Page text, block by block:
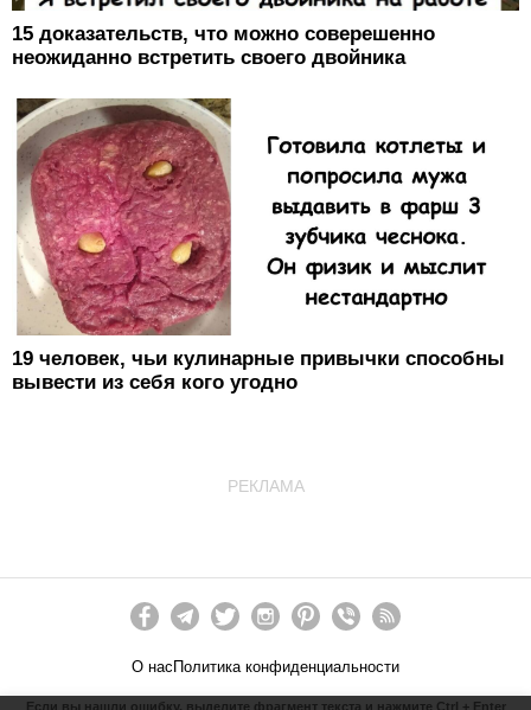
15 доказательств, что можно соверешенно
неожиданно встретить своего двойника
19 человек, чьи кулинарные привычки способны
вывести из себя кого угодно
РЕКЛАМА
О нас Политика конфиденциальности
Если вы нашли ошибку, выделите фрагмент текста и нажмите Ctrl + Enter